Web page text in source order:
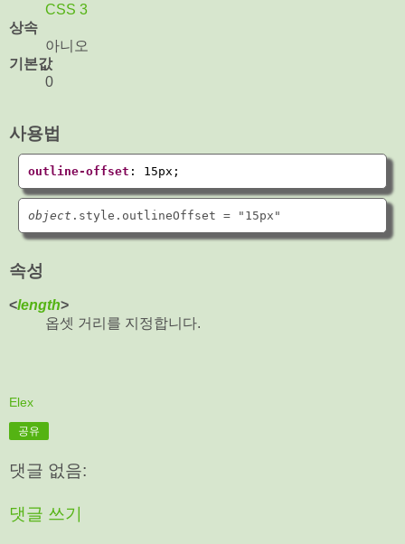
CSS 3
상속
아니오
기본값
0
사용법
outline-offset : 15px ;
object
속성
<length>
옵셋 거리를 지정합니다.
Elex
공유
댓글 없음:
댓글 쓰기